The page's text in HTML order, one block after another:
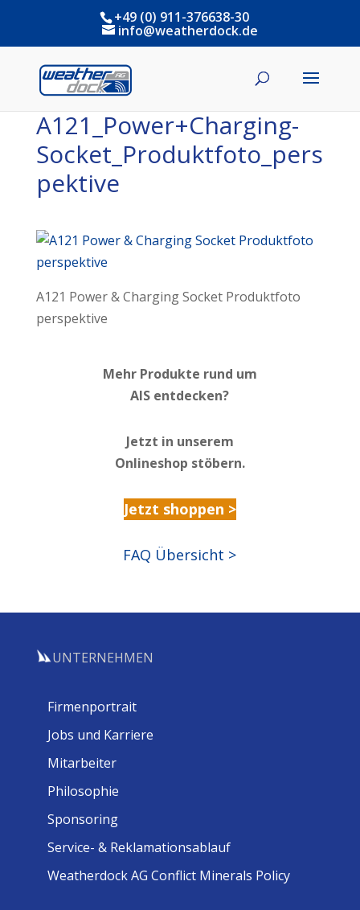
+49 (0) 911-376638-30
info@weatherdock.de
A121_Power+Charging-
Socket_Produktfoto_pers
pektive
A121 Power & Charging Socket Produktfoto
perspektive
Mehr Produkte rund um
AIS entdecken?
Jetzt in unserem
Onlineshop stöbern.
Jetzt shoppen >
FAQ Übersicht >
UNTERNEHMEN
Firmenportrait
Jobs und Karriere
Mitarbeiter
Philosophie
Sponsoring
Service- & Reklamationsablauf
Weatherdock AG Conflict Minerals Policy